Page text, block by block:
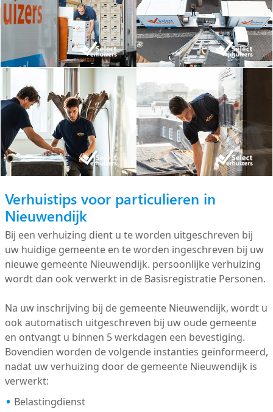
Verhuistips voor particulieren in
Nieuwendijk
Bij een verhuizing dient u te worden uitgeschreven bij
uw huidige gemeente en te worden ingeschreven bij uw
nieuwe gemeente Nieuwendijk. persoonlijke verhuizing
wordt dan ook verwerkt in de Basisregistratie Personen.
Na uw inschrijving bij de gemeente Nieuwendijk, wordt u
ook automatisch uitgeschreven bij uw oude gemeente
en ontvangt u binnen 5 werkdagen een bevestiging.
Bovendien worden de volgende instanties geïnformeerd,
nadat uw verhuizing door de gemeente Nieuwendijk is
verwerkt:
Belastingdienst